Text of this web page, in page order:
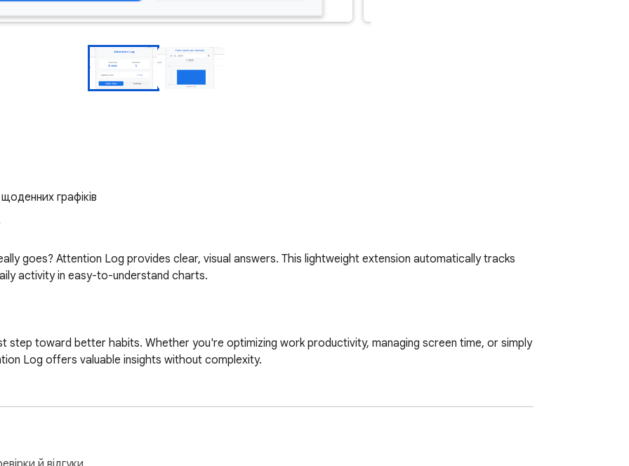
графіків
goes? Attention Log provides clear, visual answers. This lightweight extension automatically tracks
activity in easy-to-understand charts.
step toward better habits. Whether you're optimizing work productivity, managing screen time, or simply
Log offers valuable insights without complexity.
no manual input needed
distribution across domains
and visited sites